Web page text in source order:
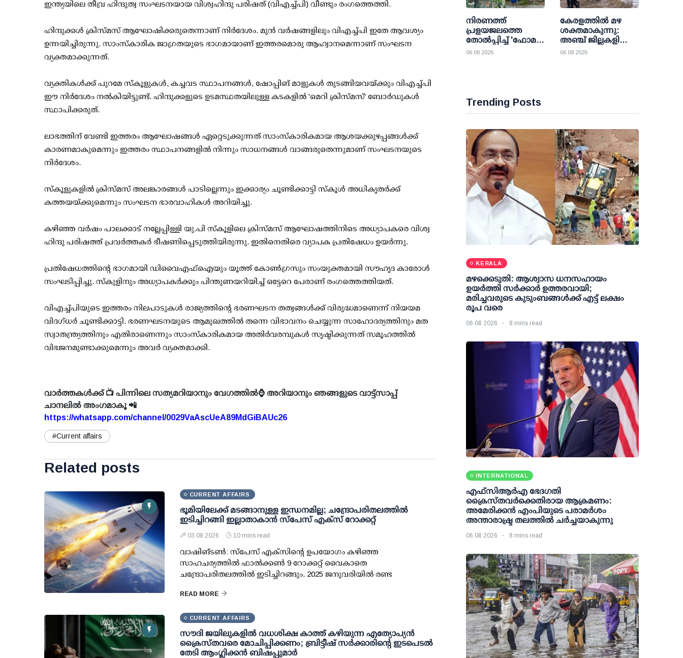
ഇന്ത്യയിലെ തീവ്ര ഹിന്ദുത്വ സംഘടനയായ വിശ്വഹിന്ദു പരിഷത് (വിഎച്ച്പി) വീണ്ടും രംഗത്തെത്തി.
ഹിന്ദുക്കള്‍ ക്രിസ്മസ് ആഘോഷിക്കരുതെന്നാണ് നിര്‍ദേശം. മുന്‍ വര്‍ഷങ്ങളിലും വിഎച്ച്പി ഇതേ ആവശ്യം
ഉന്നയിച്ചിരുന്നു. സാംസ്‌കാരിക ജാഗ്രതയുടെ ഭാഗമായാണ് ഇത്തരമൊരു ആഹ്വാനമെന്നാണ് സംഘടന
വ്യക്തമാക്കുന്നത്.
വ്യക്തികള്‍ക്ക് പുറമേ സ്‌കൂളുകള്‍, കച്ചവട സ്ഥാപനങ്ങള്‍, ഷോപ്പിങ് മാളുകള്‍ തുടങ്ങിയവയ്ക്കും വിഎച്ച്പി
ഈ നിര്‍ദേശം നല്‍കിയിട്ടുണ്ട്. ഹിന്ദുക്കളുടെ ഉടമസ്ഥതയിലുള്ള കടകളില്‍ 'മെറി ക്രിസ്മസ്' ബോര്‍ഡുകള്‍
സ്ഥാപിക്കരുത്.
ലാഭത്തിന് വേണ്ടി ഇത്തരം ആഘോഷങ്ങള്‍ ഏറ്റെടുക്കുന്നത് സാംസ്‌കാരികമായ ആശയക്കുഴപ്പങ്ങള്‍ക്ക്
കാരണമാകുമെന്നും ഇത്തരം സ്ഥാപനങ്ങളില്‍ നിന്നും സാധനങ്ങള്‍ വാങ്ങരുതെന്നുമാണ് സംഘടനയുടെ
നിര്‍ദേശം.
സ്‌കൂളുകളില്‍ ക്രിസ്മസ് അലങ്കാരങ്ങള്‍ പാടില്ലെന്നും ഇക്കാര്യം ചൂണ്ടിക്കാട്ടി സ്‌കൂള്‍ അധികൃതര്‍ക്ക്
കത്തയയ്ക്കുമെന്നും സംഘടന ഭാരവാഹികള്‍ അറിയിച്ചു.
കഴിഞ്ഞ വര്‍ഷം പാലക്കാട് നല്ലേപ്പിള്ളി യു.പി സ്‌കൂളിലെ ക്രിസ്മസ് ആഘോഷത്തിനിടെ അധ്യാപകരെ വിശ്വ
ഹിന്ദു പരിഷത്ത് പ്രവര്‍ത്തകര്‍ ഭീഷണിപ്പെടുത്തിയിരുന്നു. ഇതിനെതിരെ വ്യാപക പ്രതിഷേധം ഉയര്‍ന്നു.
പ്രതിഷേധത്തിന്റെ ഭാഗമായി ഡിവൈഎഫ്‌ഐയും യൂത്ത് കോണ്‍ഗ്രസും സംയുക്തമായി സൗഹൃദ കാരോള്‍
സംഘടിപ്പിച്ചു. സ്‌കുളിനും അധ്യാപകര്‍ക്കും പിന്തുണയറിയിച്ച് ഒട്ടേറെ പേരാണ് രംഗത്തെത്തിയത്.
വിഎച്ച്പിയുടെ ഇത്തരം നിലപാടുകള്‍ രാജ്യത്തിന്റെ ഭരണഘടന തത്വങ്ങള്‍ക്ക് വിരുദ്ധമാണെന്ന് നിയയമ
വിദഗ്ധര്‍ ചൂണ്ടിക്കാട്ടി. ഭരണഘടനയുടെ ആമുഖത്തില്‍ തന്നെ വിഭാവനം ചെയ്യുന്ന സാഹോദര്യത്തിനും മത
സ്വാതന്ത്ര്യത്തിനും എതിരാണെന്നും സാംസ്‌കാരികമായ അതിര്‍വരമ്പുകള്‍ സൃഷ്ടിക്കുന്നത് സമൂഹത്തില്‍
വിഭജനമുണ്ടാക്കുമെന്നും അവര്‍ വ്യക്തമാക്കി.
വാർത്തകൾക്ക് 📺 പിന്നിലെ സത്യമറിയാനും വേഗത്തിൽ⌚ അറിയാനും ഞങ്ങളുടെ വാട്ട്സാപ്പ്
ചാനലിൽ അംഗമാകൂ 📲
https://whatsapp.com/channel/0029VaAscUeA89MdGiBAUc26
#Current affairs
Related posts
CURRENT AFFAIRS
ഭൂമിയിലേക്ക് മടങ്ങാനുള്ള ഇന്ധനമില്ല; ചന്ദ്രോപരിതലത്തില്‍
ഇടിച്ചിറങ്ങി ഇല്ലാതാകാന്‍ സ്പേസ് എക്‌സ് റോക്കറ്റ്
03 08 2026 10 mins read
വാഷിങ്ടണ്‍: സ്പേസ് എക്‌സിന്റെ ഉപയോഗം കഴിഞ്ഞ
സാഹചര്യത്തില്‍ ഫാല്‍ക്കണ്‍ 9 റോക്കറ്റ് വൈകാതെ
ചന്ദ്രോപരിതലത്തില്‍ ഇടിച്ചിറങ്ങും. 2025 ജനുവരിയില്‍ രണ്ട
READ MORE
CURRENT AFFAIRS
സൗദി ജയിലുകളിൽ വധശിക്ഷ കാത്ത് കഴിയുന്ന എത്യോപ്യൻ
ക്രൈസ്തവരെ മോചിപ്പിക്കണം; ബ്രിട്ടീഷ് സർക്കാരിന്റെ ഇടപെടൽ
തേടി ആംഗ്ലിക്കൻ ബിഷപ്പുമാർ
അംഗീകാരം
നിരണത്ത്
പ്രളയജലത്തെ
തോല്‍പ്പിച്ച് 'ഫോമ
വില്ലേജ്'; 36
06 08 2026
കേരളത്തില്‍ മഴ
ശക്തമാകുന്നു:
അഞ്ച് ജില്ലകളിലെ
വിദ്യാഭ്യാസ
06 08 2026
Trending Posts
KERALA
മഴക്കെടുതി: ആശ്വാസ ധനസഹായം
ഉയര്‍ത്തി സര്‍ക്കാര്‍ ഉത്തരവായി;
മരിച്ചവരുടെ കുടുംബങ്ങള്‍ക്ക് എട്ട് ലക്ഷം
രൂപ വരെ
06 08 2026 8 mins read
INTERNATIONAL
എഫ്‌സി‌ആര്‍‌എ ഭേദഗതി
ക്രൈസ്തവർക്കെതിരായ ആക്രമണം:
അമേരിക്കൻ എംപിയുടെ പരാമർശം
അന്താരാഷ്ട്ര തലത്തിൽ ചർച്ചയാകുന്നു
06 08 2026 8 mins read